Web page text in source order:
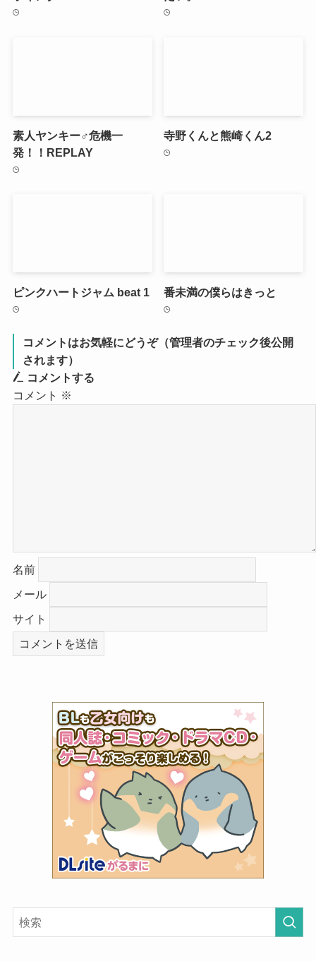
素人ヤンキー♂危機一
発！！REPLAY
寺野くんと熊崎くん2
ピンクハートジャム beat 1 番未満の僕らはきっと
コメントはお気軽にどうぞ（管理者のチェック後公開
されます）
コメントする
コメント ※
名前
メール
サイト